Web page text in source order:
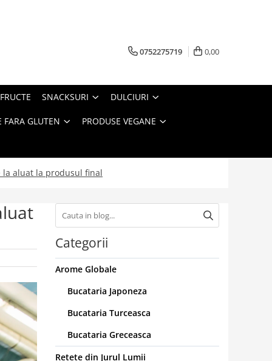
0752275719 0,00
SNACKSURI DULCIURI
FARA GLUTEN PRODUSE VEGANE
la aluat la produsul final
Categorii
Arome Globale
Bucataria Japoneza
Bucataria Turceasca
Bucataria Greceasca
Retete din Jurul Lumii